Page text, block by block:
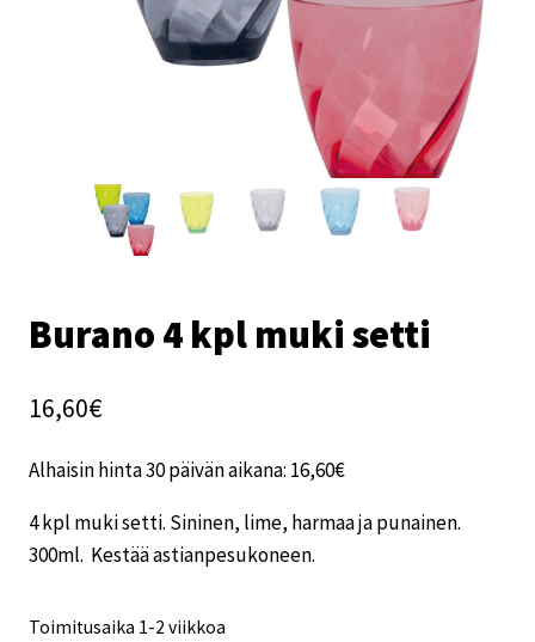
Burano 4 kpl muki setti
16,60€
Alhaisin hinta 30 päivän aikana: 16,60€
4 kpl muki setti. Sininen, lime, harmaa ja punainen.
300ml. Kestää astianpesukoneen.
Toimitusaika 1-2 viikkoa